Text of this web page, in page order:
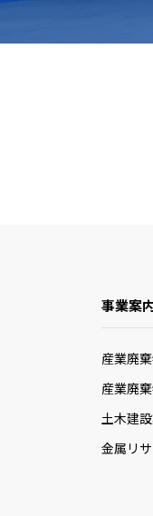
事業案
産業廃
産業廃
土木建
金属リ